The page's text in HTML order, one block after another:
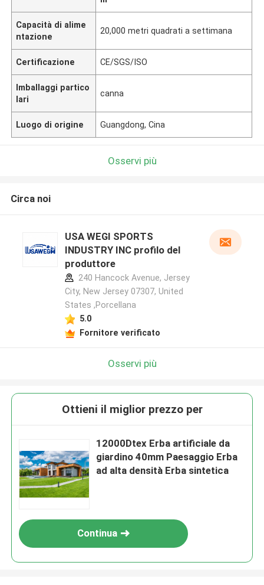
Capacità di alime
ntazione
20,000 metri quadrati a settimana
Certificazione CE/SGS/ISO
Imballaggi partico
lari
canna
Luogo di origine Guangdong, Cina
Osservi più
Circa noi
USA WEGI SPORTS
INDUSTRY INC profilo del
produttore
240 Hancock Avenue, Jersey
City, New Jersey 07307, United
States ,Porcellana
5.0
Fornitore verificato
Osservi più
Ottieni il miglior prezzo per
12000Dtex Erba artificiale da
giardino 40mm Paesaggio Erba
ad alta densità Erba sintetica
Continua